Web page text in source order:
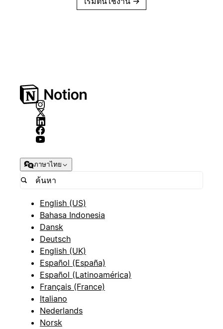
ภาษาไทย
English (US)
Bahasa Indonesia
Dansk
Deutsch
English (UK)
Español (España)
Español (Latinoamérica)
Français (France)
Italiano
Nederlands
Norsk